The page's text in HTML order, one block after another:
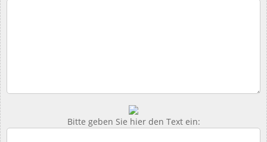
Bitte geben Sie hier den Text ein: